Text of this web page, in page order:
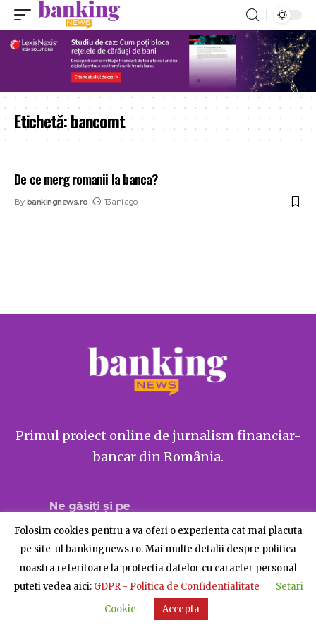
Etichetă:bancomt
De ce merg romanii la banca?
By bankingnews.ro 13 ani ago
Primul proiect online de jurnalism financiar-
bancar din România.
Ne găsiți și pe
© BankingNews - Toate drepturile rezervate
Despre BankingNews Contact Publicitate
Folosim cookies pentru a va oferi o experienta cat mai placuta
pe site-ul bankingnews.ro. Mai multe detalii despre politica
noastra referitoare la protectia datelor cu caracter personal
puteti vedea aici: GDPR - Politica de Confidentialitate
Setari
Cookie
Accepta